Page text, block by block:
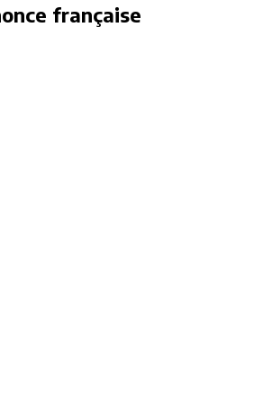
française